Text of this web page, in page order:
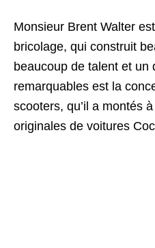
Monsieur Brent Walter
bricolage, qui construit
beaucoup de talent et un
remarquables est la
scooters, qu’il a montés
originales de voitures